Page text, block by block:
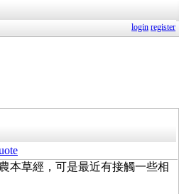
login register
本草經，可是最近有接觸一些相